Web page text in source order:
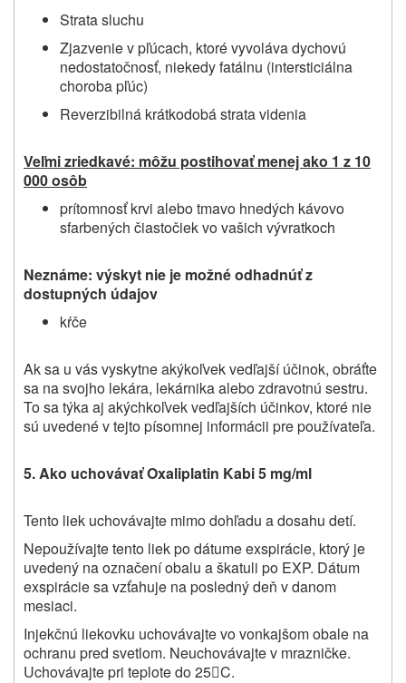
Strata sluchu
Zjazvenie v pľúcach, ktoré vyvoláva dychovú
nedostatočnosť, niekedy fatálnu (intersticiálna
choroba pľúc)
Reverzibilná krátkodobá strata videnia
Veľmi zriedkavé: môžu postihovať menej ako 1 z 10
000 osôb
prítomnosť krvi alebo tmavo hnedých kávovo
sfarbených čiastočiek vo vašich vývratkoch
Neznáme: výskyt nie je možné odhadnúť z
dostupných údajov
kŕče
Ak sa u vás vyskytne akýkoľvek vedľajší účinok, obráťte
sa na svojho lekára, lekárnika alebo zdravotnú sestru.
To sa týka aj akýchkoľvek vedľajších účinkov, ktoré nie
sú uvedené v tejto písomnej informácii pre používateľa.
5. Ako uchovávať Oxaliplatin Kabi 5 mg/ml
Tento liek uchovávajte mimo dohľadu a dosahu detí.
Nepoužívajte tento liek po dátume exspirácie, ktorý je
uvedený na označení obalu a škatuli po EXP. Dátum
exspirácie sa vzťahuje na posledný deň v danom
mesiaci.
Injekčnú liekovku uchovávajte vo vonkajšom obale na
ochranu pred svetlom. Neuchovávajte v mrazničke.
Uchovávajte pri teplote do 25C.